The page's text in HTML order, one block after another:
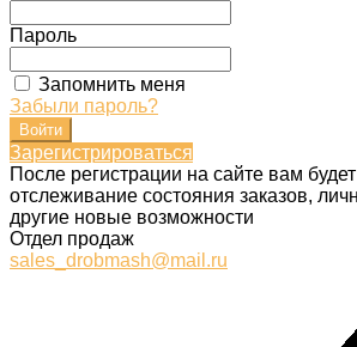
Пароль
Запомнить меня
Забыли пароль?
Зарегистрироваться
После регистрации на сайте вам
отслеживание состояния заказов,
другие новые возможности
Отдел продаж
sales_drobmash@mail.ru